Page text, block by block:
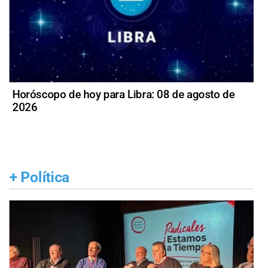
Horóscopo de hoy para Libra: 08 de agosto de
2026
+ Política